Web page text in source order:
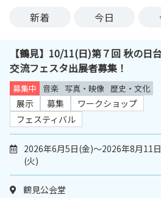
新着 今日
【鶴見】10/11(日)第７回 秋の日
交流フェスタ出展者募集！
募集中 音楽 写真・映像 歴史・文化
展示 募集
ワークショップ
フェスティバル
2026年6月5日(金)～2026年8月11日
(火)
鶴見公会堂